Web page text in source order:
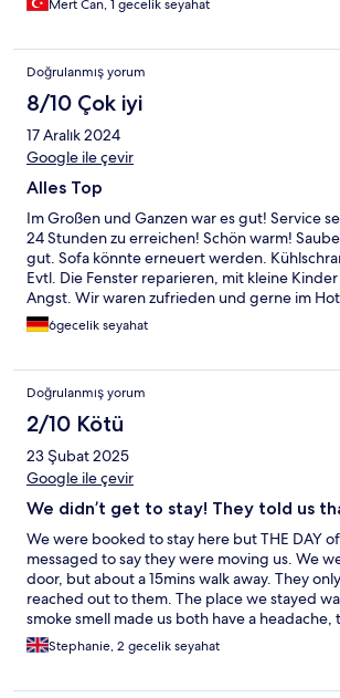
Mert Can, 1 gecelik seyahat
Doğrulanmış yorum
8/10 Çok iyi
17 Aralık 2024
Google ile çevir
Alles Top
Im Großen und Ganzen war es gut! Service
24 Stunden zu erreichen! Schön warm!
gut. Sofa könnte erneuert werden.
Evtl. Die Fenster reparieren, mit kleine
Angst. Wir waren zufrieden und gerne im
wurde uns Taxi bestellt 👌
6gecelik seyahat
Doğrulanmış yorum
2/10 Kötü
23 Şubat 2025
Google ile çevir
We didn’t get to stay! They told us
We were booked to stay here but THE DAY
messaged to say they were moving us. We
door, but about a 15mins walk away. They
reached out to them. The place we stayed
smoke smell made us both have a headache,
have a frying pan & everything just looked
We meant to have breakfast provided and
Stephanie, 2 gecelik seyahat